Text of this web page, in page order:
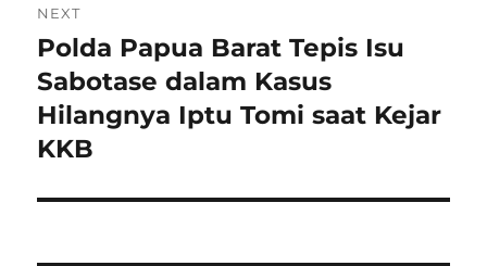
NEXT
Next
post:
Polda Papua Barat Tepis Isu
Sabotase dalam Kasus
Hilangnya Iptu Tomi saat Kejar
KKB